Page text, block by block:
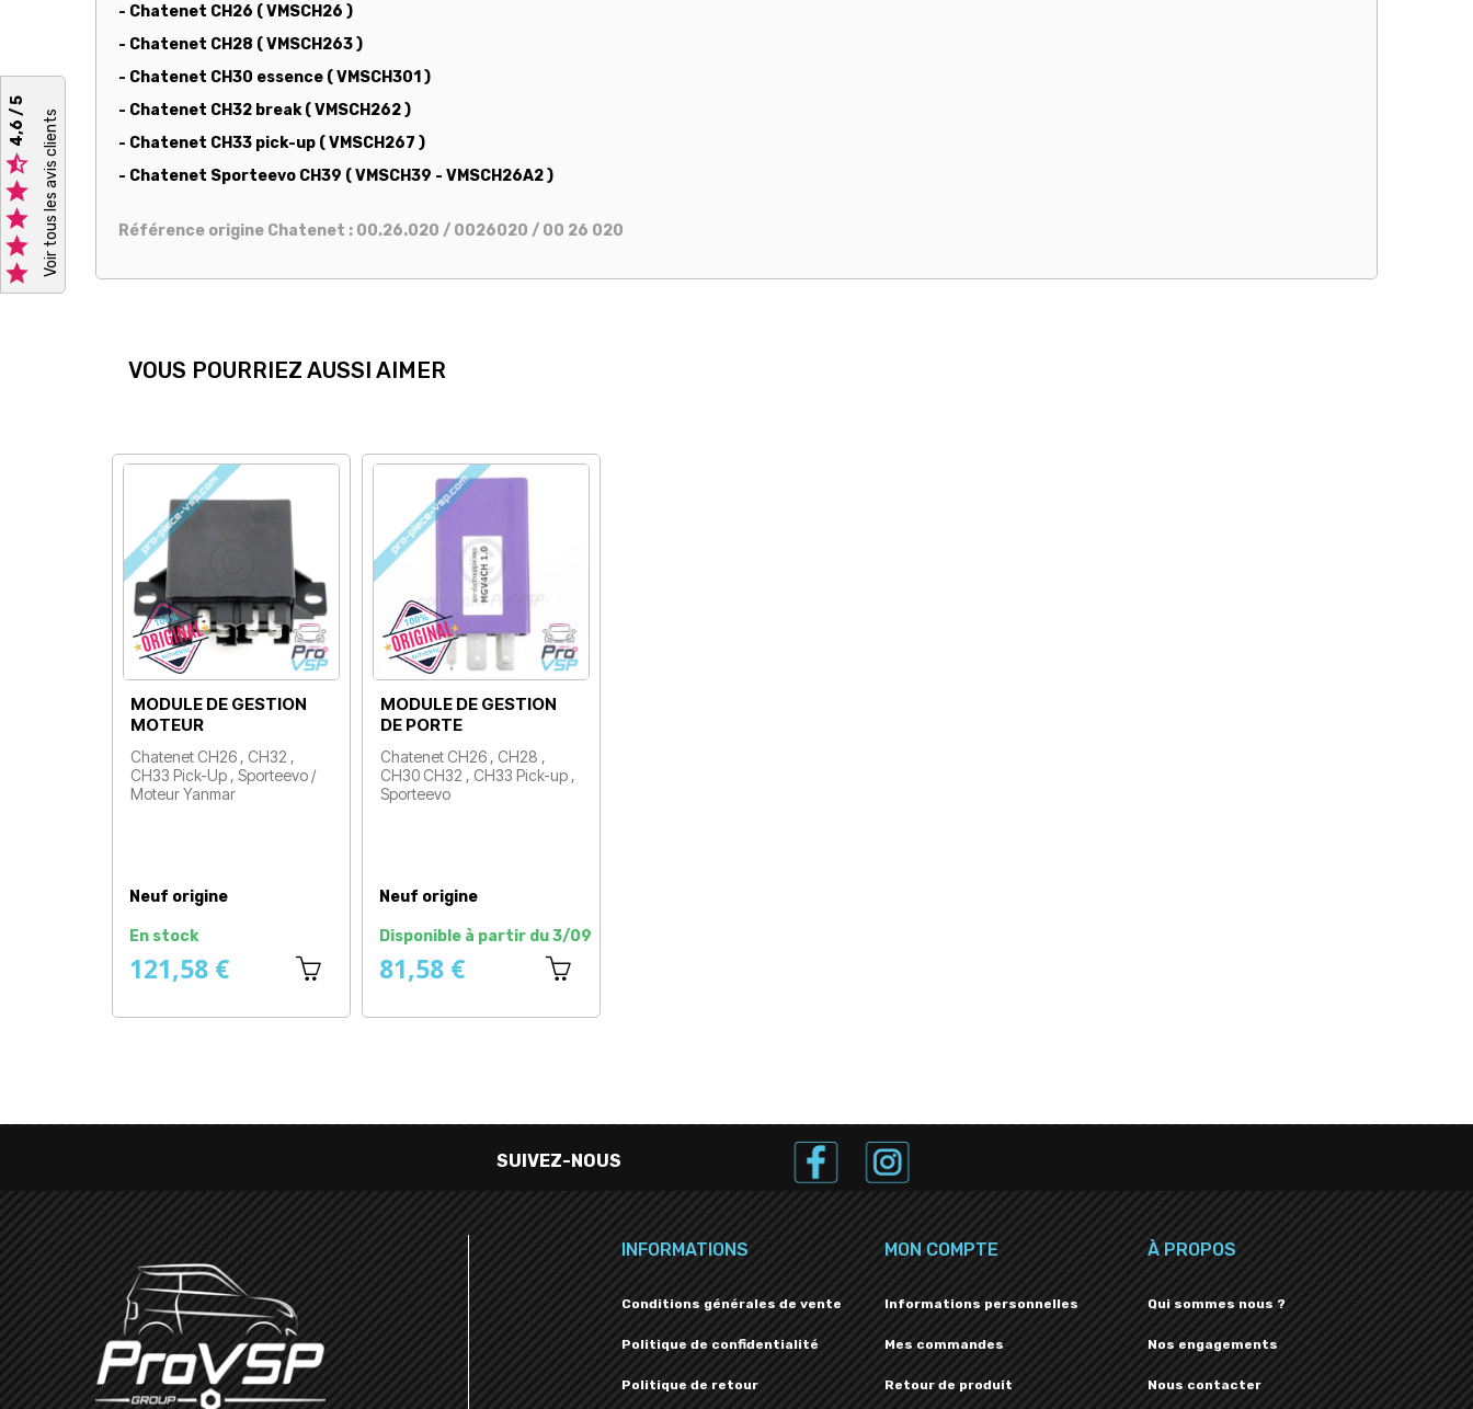





4,6 / 5 Voir tous les avis clients
- Chatenet CH26 ( VMSCH26 )
- Chatenet CH28 ( VMSCH263 )
- Chatenet CH30 essence ( VMSCH301 )
- Chatenet CH32 break ( VMSCH262 )
- Chatenet CH33 pick-up ( VMSCH267 )
- Chatenet Sporteevo CH39 ( VMSCH39 - VMSCH26A2 )
Référence origine Chatenet : 00.26.020 / 0026020 / 00 26 020
VOUS POURRIEZ AUSSI AIMER
MODULE DE GESTION
MOTEUR
Chatenet CH26 , CH32 ,
CH33 Pick-Up , Sporteevo /
Moteur Yanmar
Neuf origine
En stock
121,58 €
MODULE DE GESTION
DE PORTE
Chatenet CH26 , CH28 ,
CH30 CH32 , CH33 Pick-up ,
Sporteevo
Neuf origine
Disponible à partir du 3/09
81,58 €
SUIVEZ-NOUS
INFORMATIONS
Conditions générales de vente
Politique de confidentialité
Politique de retour
MON COMPTE
Informations personnelles
Mes commandes
Retour de produit
À PROPOS
Qui sommes nous ?
Nos engagements
Nous contacter